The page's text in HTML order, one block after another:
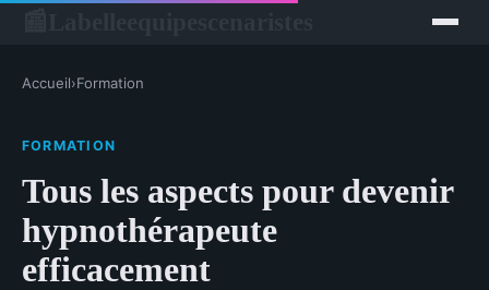
Accueil›Formation
FORMATION
Tous les aspects pour devenir
hypnothérapeute
efficacement